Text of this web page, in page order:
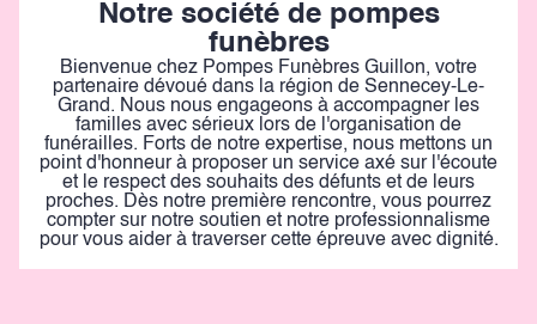
Notre société de pompes
funèbres
Bienvenue chez Pompes Funèbres Guillon, votre
partenaire dévoué dans la région de Sennecey-Le-
Grand. Nous nous engageons à accompagner les
familles avec sérieux lors de l'organisation de
funérailles. Forts de notre expertise, nous mettons un
point d'honneur à proposer un service axé sur l'écoute
et le respect des souhaits des défunts et de leurs
proches. Dès notre première rencontre, vous pourrez
compter sur notre soutien et notre professionnalisme
pour vous aider à traverser cette épreuve avec dignité.